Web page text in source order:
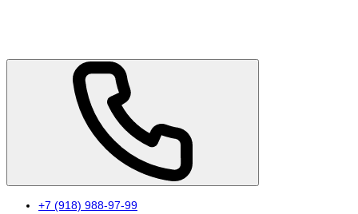
+7 (918) 988-97-99